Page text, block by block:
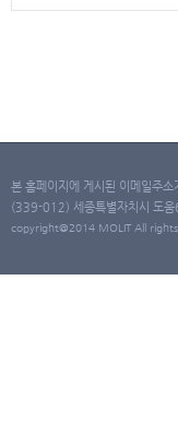
본 홈페이지에 게시된 이메일주
(339-012) 세종특별자치시 도
copyright@2014 MOLIT All rights